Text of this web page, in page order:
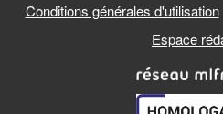
Conditions générales d'utilisation
Espace